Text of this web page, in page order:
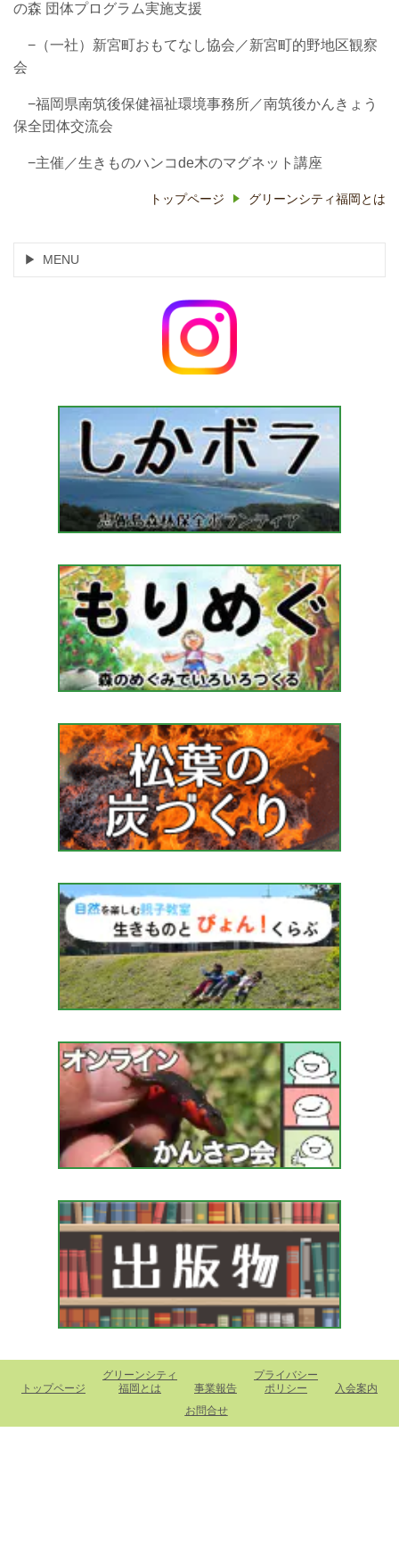
の森 団体プログラム実施支援
− （一社）新宮町おもてなし協会／新宮町的野地区観察
会
−福岡県南筑後保健福祉環境事務所／南筑後かんきょう
保全団体交流会
−主催／生きものハンコde木のマグネット講座
トップページ グリーンシティ福岡とは
MENU
トップページ
グリーンシティ
福岡とは
事業報告
プライバシー
ポリシー
入会案内
お問合せ